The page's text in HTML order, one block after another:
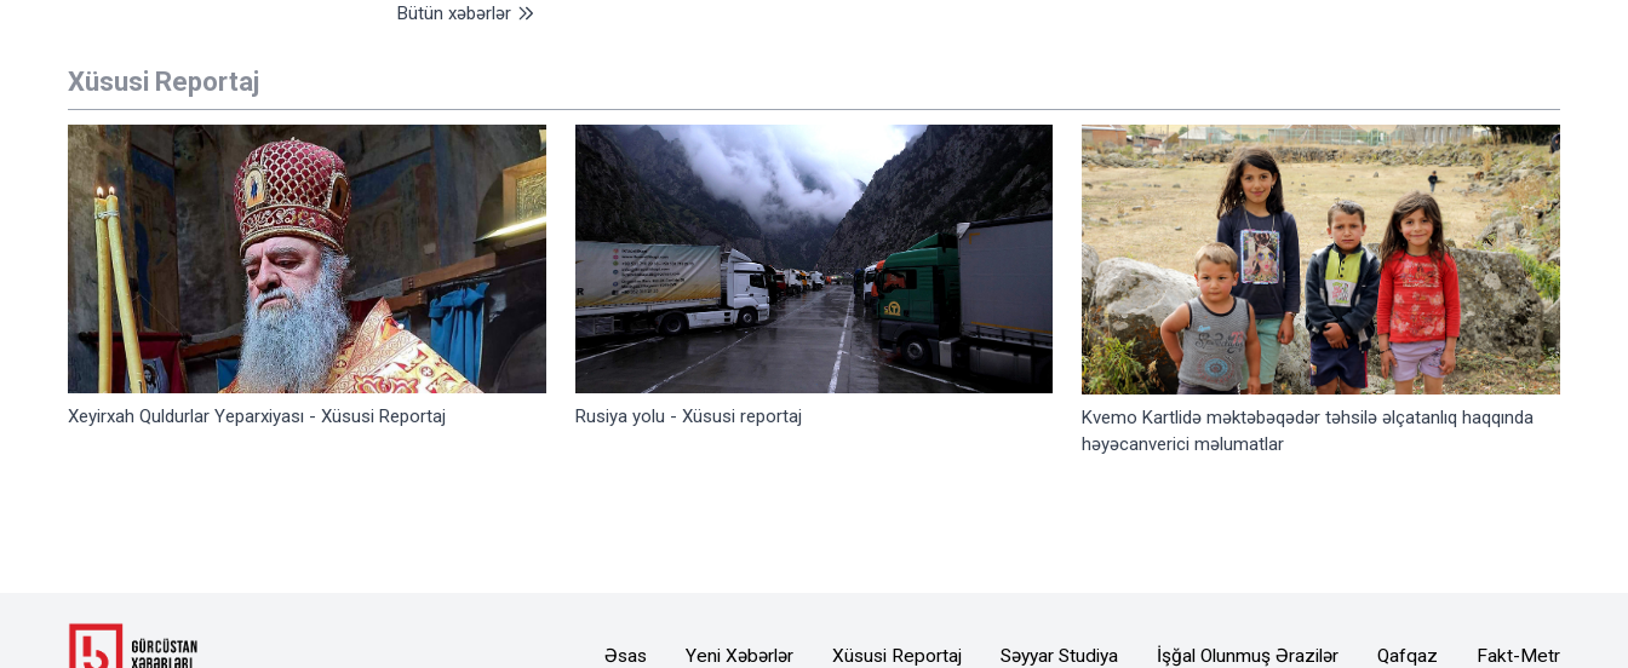
Bütün xəbərlər
Xüsusi Reportaj
Xeyirxah Quldurlar Yeparxiyası - Xüsusi Reportaj Rusiya yolu - Xüsusi reportaj
Kvemo Kartlidə məktəbəqədər təhsilə əlçatanlıq haqqında
həyəcanverici məlumatlar
Əsas Yeni Xəbərlər Xüsusi Reportaj Səyyar Studiya İşğal Olunmuş Ərazilər Qafqaz Fakt-Metr